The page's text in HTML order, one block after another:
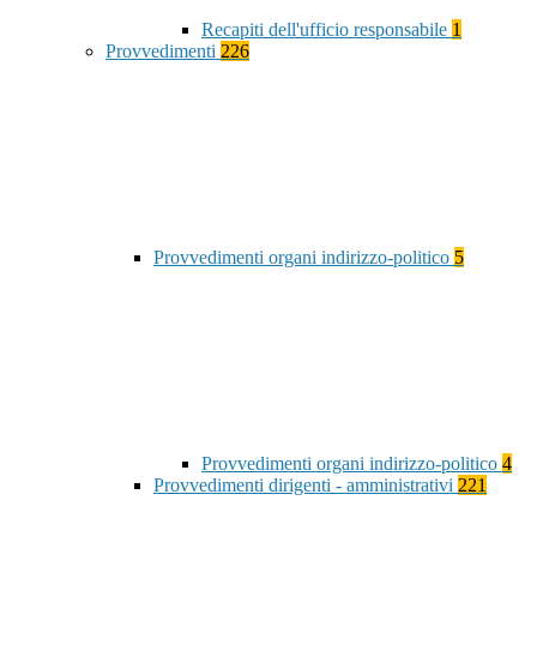
Recapiti dell'ufficio responsabile 1
Provvedimenti 226
Provvedimenti organi indirizzo-politico 5
Provvedimenti organi indirizzo-politico 4
Provvedimenti dirigenti - amministrativi 221